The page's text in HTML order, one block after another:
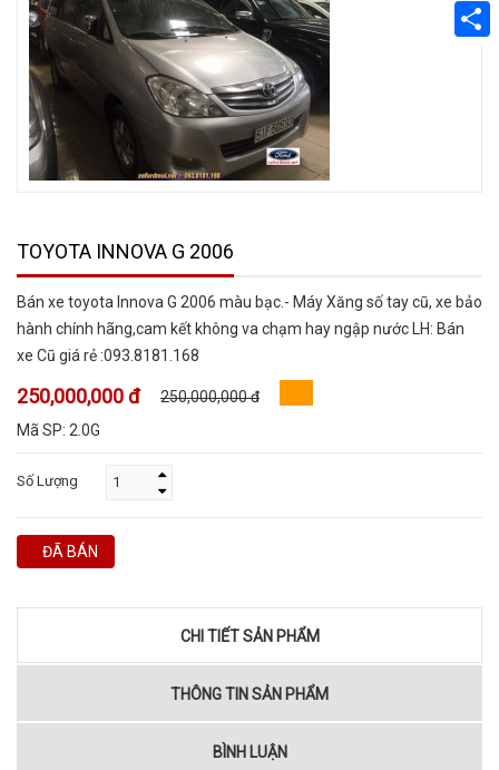
TOYOTA INNOVA G 2006
Bán xe toyota Innova G 2006 màu bạc.- Máy Xăng số tay cũ, xe bảo
hành chính hãng,cam kết không va chạm hay ngập nước LH: Bán
xe Cũ giá rẻ :093.8181.168
250,000,000 đ
250,000,000 đ
Mã SP: 2.0G
Số Lượng
ĐÃ BÁN
CHI TIẾT SẢN PHẨM
THÔNG TIN SẢN PHẨM
BÌNH LUẬN